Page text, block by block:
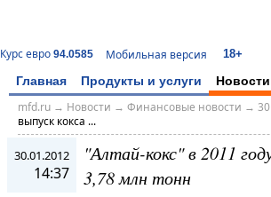
Курс евро 94.0585 Мобильная версия 18+
Главная Продукты и услуги Новости
mfd.ru→ Новости → Финансовые новости →
выпуск кокса ...
30.01.2012
14:37
"Алтай-кокс" в 2011
3,78 млн тонн